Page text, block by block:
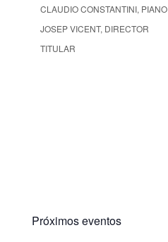
CLAUDIO CONSTANTINI, PIANO
JOSEP VICENT, DIRECTOR
TITULAR
Próximos eventos